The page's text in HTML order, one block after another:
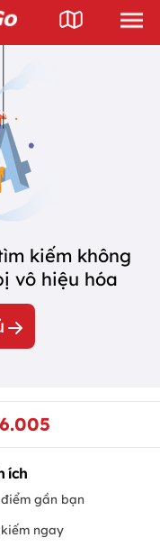
kiếm không
vô hiệu hóa
ích
gần bạn
ngay